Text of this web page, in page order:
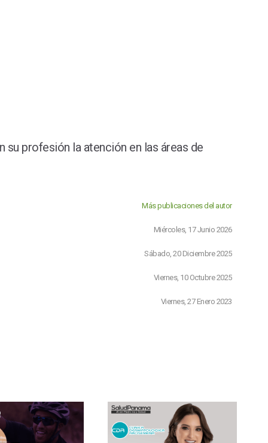
su profesión la atención en las áreas de
Más publicaciones del autor
Miércoles, 17 Junio 2026
Sábado, 20 Diciembre 2025
Viernes, 10 Octubre 2025
Viernes, 27 Enero 2023